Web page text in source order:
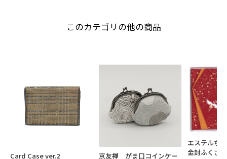
このカテゴリの他の商品
Card Case ver.2 京友禅 がま口コインケー
エステルち
金封ふくさ